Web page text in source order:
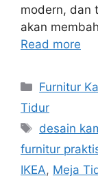
modern, dan
akan
Read more
Categories
Furnitur
Tidur
Tags
desain
furnitur
IKEA, Meja